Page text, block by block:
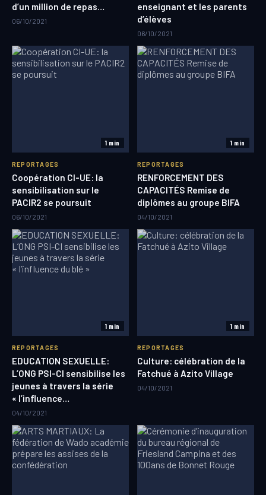
d’un million de repas…
06/10/2021
enseignant et les parents
d’élèves
06/10/2021
1 min
REPORTAGES
Coopération CI-UE: la
sensibilisation sur le
PACIR2 se poursuit
06/10/2021
1 min
REPORTAGES
RENFORCEMENT DES
CAPACITÉS Remise de
diplômes au groupe BIFA
04/10/2021
1 min
REPORTAGES
EDUCATION SEXUELLE:
L’ONG PSI-CI sensibilise les
jeunes à travers la série
« l’influence…
04/10/2021
1 min
REPORTAGES
Culture: célébration de la
Fatchué à Azito Village
04/10/2021